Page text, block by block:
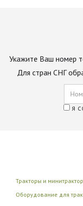
Укажите Ваш номер
Для стран СНГ
Я
Тракторы и
Оборудование для